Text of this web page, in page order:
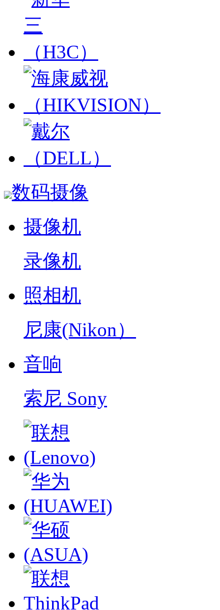
数码摄像
摄像机
录像机
照相机
尼康(Nikon）
音响
索尼 Sony